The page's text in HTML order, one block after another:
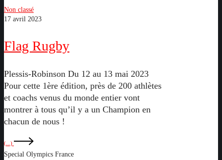
Non classé
17 avril 2023
Flag Rugby
Plessis-Robinson Du 12 au 13 mai 2023
Pour cette 1ère édition, près de 200 athlètes
et coachs venus du monde entier vont
montrer à tous qu’il y a un Champion en
chacun de nous !
(...)
Special Olympics France